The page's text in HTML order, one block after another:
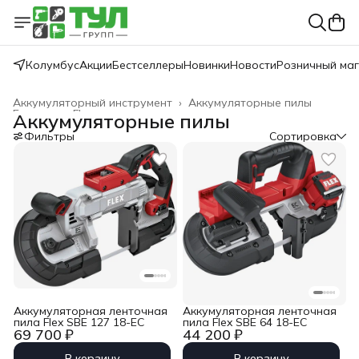
КолумбусАкцииБестселлерыНовинкиНовостиРозничный
Аккумуляторные пилы
Аккумуляторный инструмент ›
Flex
Главная
Аккумуляторные пилы
Фильтры Сортировка
69 700 ₽
Аккумуляторная ленточная
пила Flex SBE 127 18-EC
44 200 ₽
Аккумуляторная ленточная
пила Flex SBE 64 18-EC